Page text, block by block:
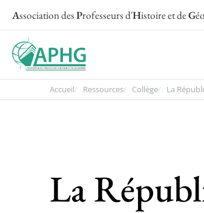
Association desProfesseurs d'Histoire et deG
Accueil Ressources Collège La
La